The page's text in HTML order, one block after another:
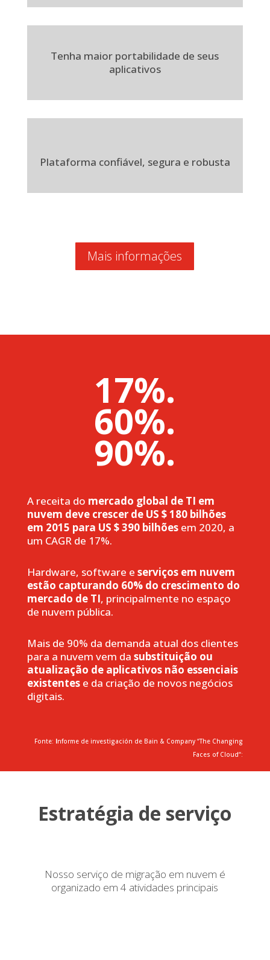
Tenha maior portabilidade de seus
aplicativos
Plataforma confiável, segura e robusta
Mais informações
17%.
60%.
90%.
A receita do mercado global de TI em
nuvem deve crescer de US $ 180 bilhões
em 2015 para US $ 390 bilhõesem 2020, a
um CAGR de 17%.
Hardware, software e serviços em nuvem
estão capturando 60% do crescimento do
mercado de TI, principalmente no espaço
de nuvem pública.
Mais de 90% da demanda atual dos clientes
para a nuvem vem da substituição ou
atualização de aplicativos não essenciais
existentese da criação de novos negócios
digitais.
Fonte: Informe de investigación de Bain & Company “The Changing
Faces of Cloud“:
Estratégia de serviço
Nosso serviço de migração em nuvem é
organizado em 4 atividades principais